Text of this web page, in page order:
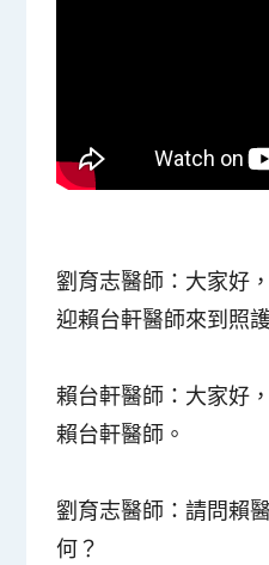
劉育志醫師： 大家好
迎賴台軒醫師來到照
賴台軒醫師： 大家好
賴台軒醫師。
劉育志醫師：請問賴
何？